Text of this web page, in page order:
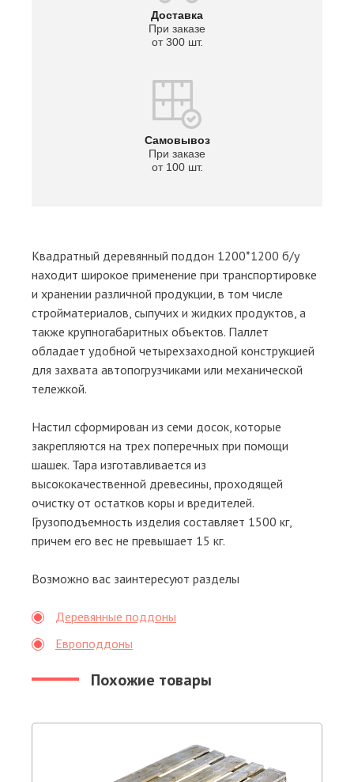
Доставка
При заказе
от 300 шт.
Самовывоз
При заказе
от 100 шт.
Квадратный деревянный поддон 1200*1200 б/у
находит широкое применение при транспортировке
и хранении различной продукции, в том числе
стройматериалов, сыпучих и жидких продуктов, а
также крупногабаритных объектов. Паллет
обладает удобной четырехзаходной конструкцией
для захвата автопогрузчиками или механической
тележкой.
Настил сформирован из семи досок, которые
закрепляются на трех поперечных при помощи
шашек. Тара изготавливается из
высококачественной древесины, проходящей
очистку от остатков коры и вредителей.
Грузоподъемность изделия составляет 1500 кг,
причем его вес не превышает 15 кг.
Возможно вас заинтересуют разделы
Деревянные поддоны
Европоддоны
Похожие товары